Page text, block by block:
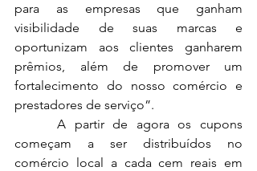
para as empresas que ganham
visibilidade de suas marcas e
oportunizam aos clientes ganharem
prêmios, além de promover um
fortalecimento do nosso comércio e
prestadores de serviço”.
começam a ser distribuídos no
comércio local a cada cem reais em